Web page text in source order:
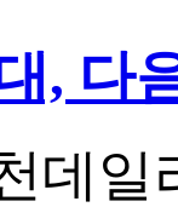
, 다
데